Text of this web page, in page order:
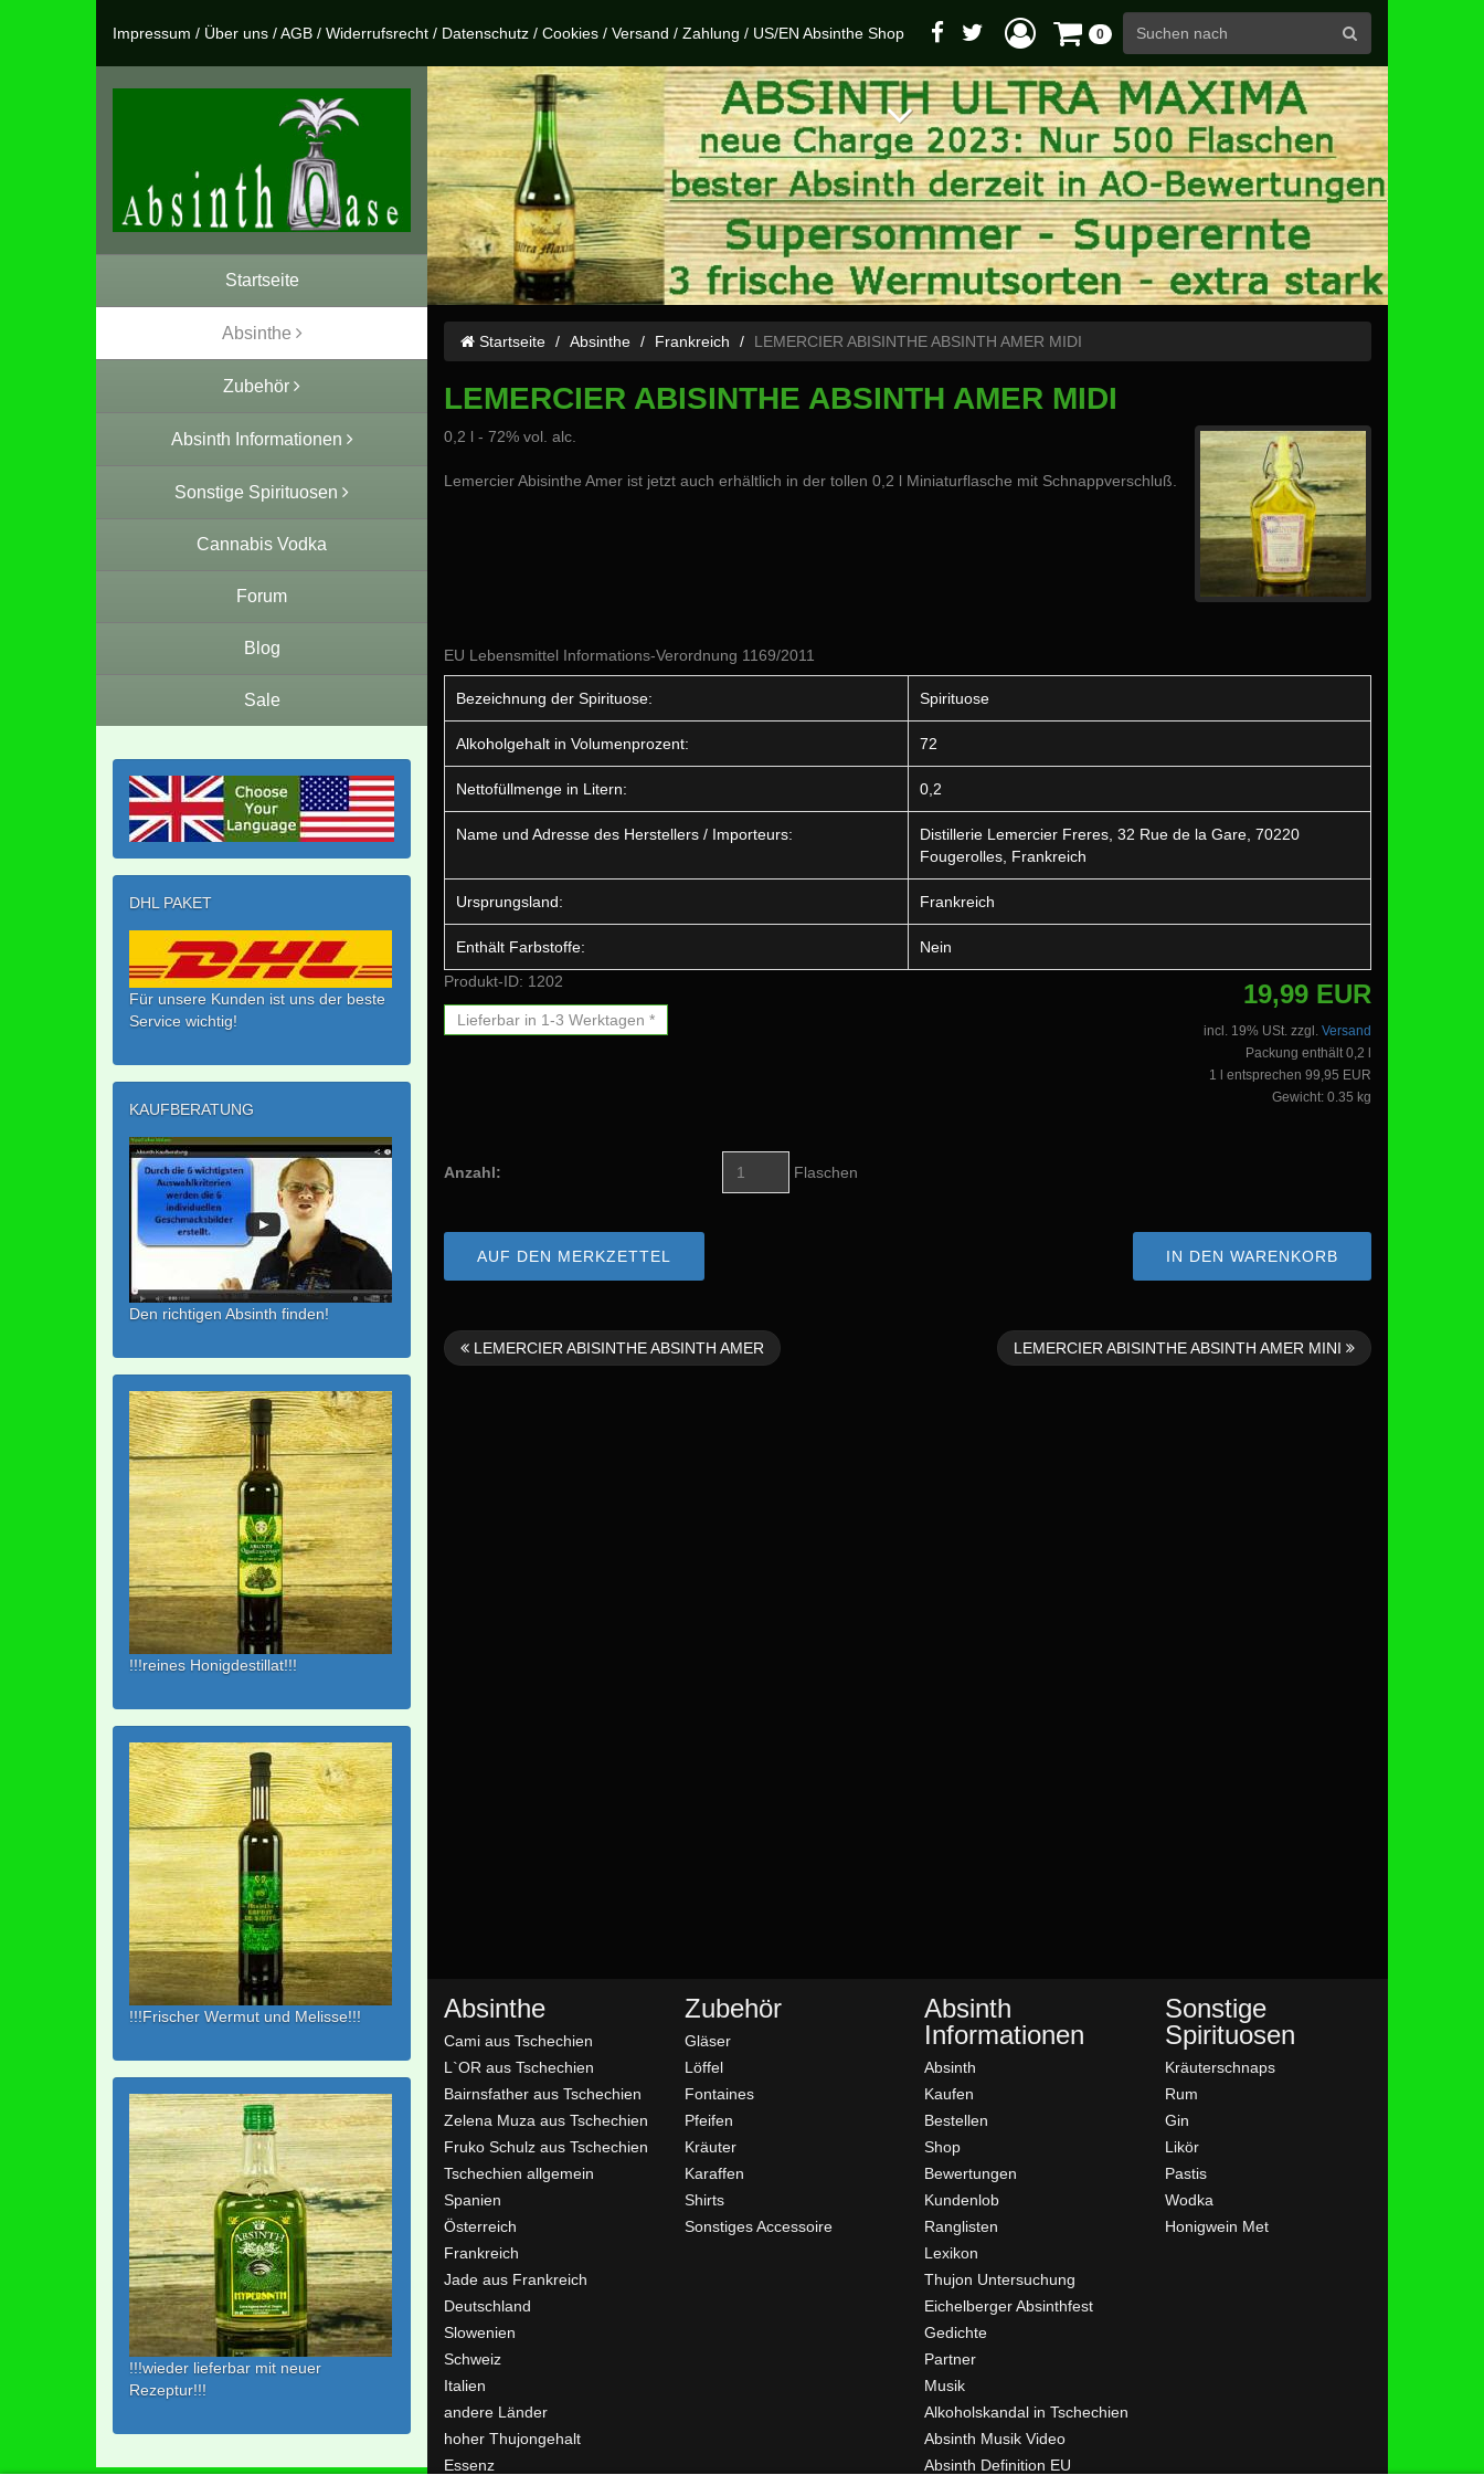
Impressum / Über uns /AGB / Widerrufsrecht / Datenschutz / Cookies / Versand / Zahlung / US/EN Absinthe Shop 0
Startseite
Absinthe
Zubehör
Absinth Informationen
Sonstige Spirituosen
Cannabis Vodka
Forum
Blog
Sale
DHL PAKET
Für unsere Kunden ist uns der beste
Service wichtig!
KAUFBERATUNG
Den richtigen Absinth finden!
!!!reines Honigdestillat!!!
!!!Frischer Wermut und Melisse!!!
!!!wieder lieferbar mit neuer
Rezeptur!!!
Startseite Absinthe Frankreich LEMERCIER ABISINTHE ABSINTH AMER MIDI
LEMERCIER ABISINTHE ABSINTH AMER MIDI
0,2 l - 72% vol. alc.
Lemercier Abisinthe Amer ist jetzt auch erhältlich in der tollen 0,2 l Miniaturflasche mit Schnappverschluß.
EU Lebensmittel Informations-Verordnung 1169/2011
Bezeichnung der Spirituose: Spirituose
Alkoholgehalt in Volumenprozent: 72
Nettofüllmenge in Litern: 0,2
Name und Adresse des Herstellers / Importeurs:
Distillerie Lemercier Freres, 32 Rue de la Gare, 70220
Fougerolles, Frankreich
Ursprungsland: Frankreich
Enthält Farbstoffe:
Nein
Produkt-ID: 1202
Lieferbar in 1-3 Werktagen *
19,99 EUR
incl. 19% USt. zzgl. Versand
Packung enthält 0,2 l
1 l entsprechen 99,95 EUR
Gewicht: 0.35 kg
Anzahl: Flaschen
IN DEN WARENKORB
AUF DEN MERKZETTEL
LEMERCIER ABISINTHE ABSINTH AMER LEMERCIER ABISINTHE ABSINTH AMER MINI
Absinthe
Cami aus Tschechien
L`OR aus Tschechien
Bairnsfather aus Tschechien
Zelena Muza aus Tschechien
Fruko Schulz aus Tschechien
Tschechien allgemein
Spanien
Österreich
Frankreich
Jade aus Frankreich
Deutschland
Slowenien
Schweiz
Italien
andere Länder
hoher Thujongehalt
Essenz
Zubehör
Gläser
Löffel
Fontaines
Pfeifen
Kräuter
Karaffen
Shirts
Sonstiges Accessoire
Absinth
Informationen
Absinth
Kaufen
Bestellen
Shop
Bewertungen
Kundenlob
Ranglisten
Lexikon
Thujon Untersuchung
Eichelberger Absinthfest
Gedichte
Partner
Musik
Alkoholskandal in Tschechien
Absinth Musik Video
Absinth Definition EU
Sonstige
Spirituosen
Kräuterschnaps
Rum
Gin
Likör
Pastis
Wodka
Honigwein Met